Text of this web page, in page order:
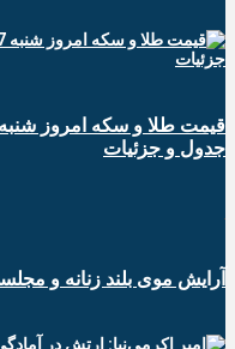
جدول و جزئیات
آرایش موی بلند زنانه و